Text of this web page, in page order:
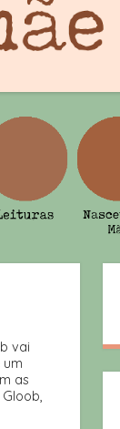
vai
um
as